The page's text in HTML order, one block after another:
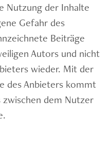
Nutzung der Inhalte
Gefahr des
Beiträge
Autors und nicht
wieder. Mit der
des Anbieters kommt
zwischen dem Nutzer